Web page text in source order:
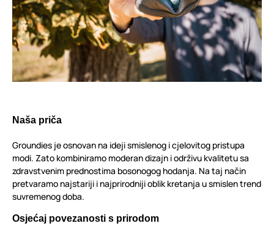
Naša priča
Groundies je osnovan na ideji smislenog i cjelovitog pristupa
modi. Zato kombiniramo moderan dizajn i održivu kvalitetu sa
zdravstvenim prednostima bosonogog hodanja. Na taj način
pretvaramo najstariji i najprirodniji oblik kretanja u smislen trend
suvremenog doba.
Osjećaj povezanosti s prirodom